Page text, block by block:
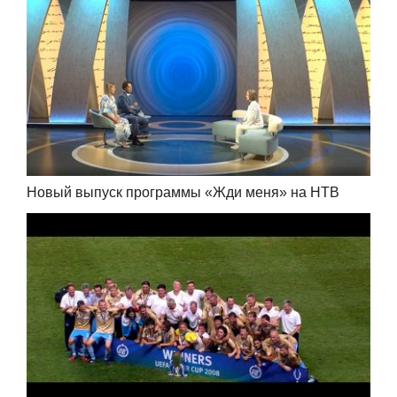
Новый выпуск программы «Жди меня» на НТВ